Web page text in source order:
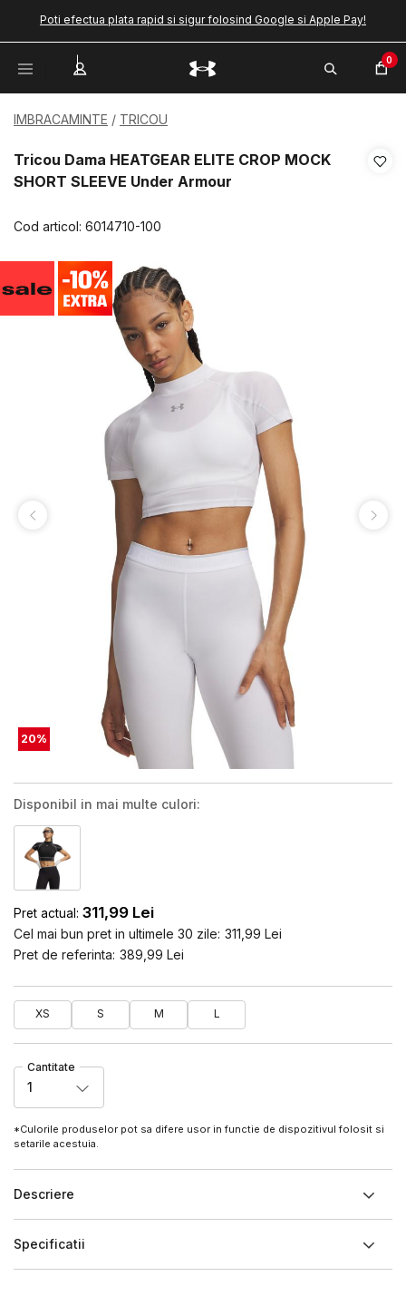
Poti efectua plata rapid si sigur folosind Google si Apple Pay!
0
IMBRACAMINTE TRICOU
Tricou Dama HEATGEAR ELITE CROP MOCK
SHORT SLEEVE Under Armour
Cod articol: 6014710-100
20%
Disponibil in mai multe culori:
Pret actual: 311,99 Lei
Cel mai bun pret in ultimele 30 zile: 311,99 Lei
Pret de referinta: 389,99 Lei
XS S M L
Cantitate
1
*Culorile produselor pot sa difere usor in functie de dispozitivul folosit si
setarile acestuia.
Descriere
Specificatii